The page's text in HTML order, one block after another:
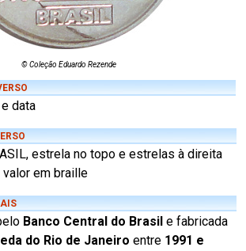
© Coleção Eduardo Rezende
data
estrela no topo e estrelas à direita
em braille
Banco Central do Brasil e fabricada
do Rio de Janeiro entre 1991 e